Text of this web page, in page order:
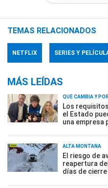
TEMAS RELACIONADOS
NETFLIX SERIES Y
MÁS LEÍDAS
QUÉ CAMBIA Y
Los
el Estado
una empresa
ALTA MONTAÑA
El riesgo de
reapertura
días de cierre